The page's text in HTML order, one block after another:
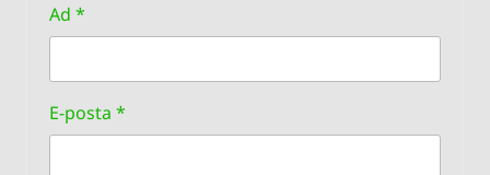
Ad *
E-posta *